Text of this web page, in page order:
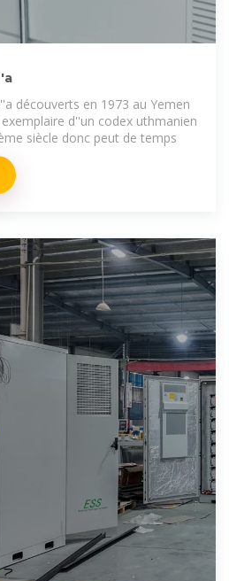
découverts en 1973 au Yemen
d''un codex uthmanien
siècle donc peut de temps